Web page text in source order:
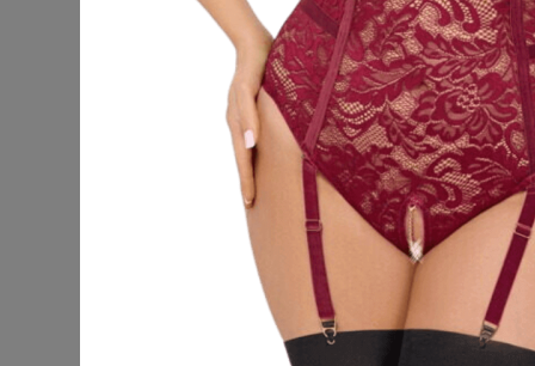
Blusen & Tuniken
Fanmerchandise
Jacken & Mäntel